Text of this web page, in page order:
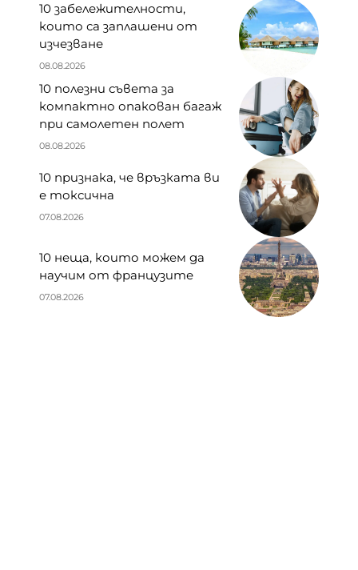
10 забележителности,
които са заплашени от
изчезване
08.08.2026
10 полезни съвета за
компактно опакован багаж
при самолетен полет
08.08.2026
10 признака, че връзката ви
е токсична
07.08.2026
10 неща, които можем да
научим от французите
07.08.2026